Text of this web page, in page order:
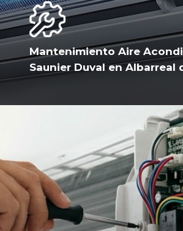
Mantenimiento Aire
Saunier Duval en Albarreal